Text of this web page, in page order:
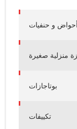
أحواض و حنفيات
منزلية صغيرة
بوتاجازات
تكييفات